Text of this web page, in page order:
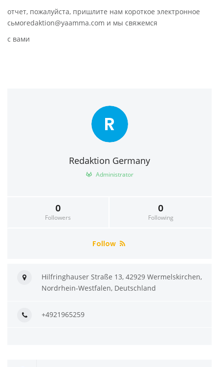
отчет, пожалуйста, пришлите нам короткое электронное
сьмоredaktion@yaamma.com и мы свяжемся
с вами
R
Redaktion Germany
Administrator
0
Followers
0
Following
Follow
Hilfringhauser Straße 13, 42929 Wermelskirchen,
Nordrhein-Westfalen, Deutschland
+4921965259